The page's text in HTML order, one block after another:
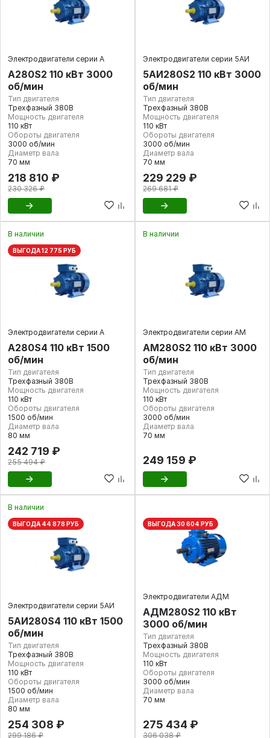
Электродвигатели серии А
А280S2 110 кВт 3000
об/мин
Тип двигателя
Трехфазный 380В
Мощность двигателя
110 кВт
Обороты двигателя
3000 об/мин
Диаметр вала
70 мм
218 810 ₽
230 326 ₽
Электродвигатели серии 5АИ
5АИ280S2 110 кВт 3000
об/мин
Тип двигателя
Трехфазный 380В
Мощность двигателя
110 кВт
Обороты двигателя
3000 об/мин
Диаметр вала
70 мм
229 229 ₽
269 681 ₽
В наличии
ВЫГОДА 12 775 РУБ
Электродвигатели серии А
А280S4 110 кВт 1500
об/мин
Тип двигателя
Трехфазный 380В
Мощность двигателя
110 кВт
Обороты двигателя
1500 об/мин
Диаметр вала
80 мм
242 719 ₽
255 494 ₽
В наличии
Электродвигатели серии АМ
АМ280S2 110 кВт 3000
об/мин
Тип двигателя
Трехфазный 380В
Мощность двигателя
110 кВт
Обороты двигателя
3000 об/мин
Диаметр вала
70 мм
249 159 ₽
В наличии
ВЫГОДА 44 878 РУБ
Электродвигатели серии 5АИ
5АИ280S4 110 кВт 1500
об/мин
Тип двигателя
Трехфазный 380В
Мощность двигателя
110 кВт
Обороты двигателя
1500 об/мин
Диаметр вала
80 мм
254 308 ₽
299 186 ₽
ВЫГОДА 30 604 РУБ
Электродвигатели АДМ
АДМ280S2 110 кВт
3000 об/мин
Тип двигателя
Трехфазный 380В
Мощность двигателя
110 кВт
Обороты двигателя
3000 об/мин
Диаметр вала
70 мм
275 434 ₽
306 038 ₽